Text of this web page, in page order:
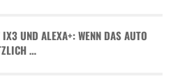
UND ALEXA+: WENN DAS AUTO
…